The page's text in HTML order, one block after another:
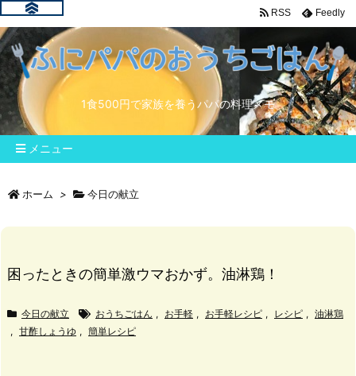
1食500円で家族を養うパパの料理メモ
メニュー
RSS Feedly
ホーム > 今日の献立
困ったときの簡単激ウマおかず。油淋鶏！
今日の献立 おうちごはん , お手軽 , お手軽レシピ , レシピ , 油淋鶏
, 甘酢しょうゆ , 簡単レシピ